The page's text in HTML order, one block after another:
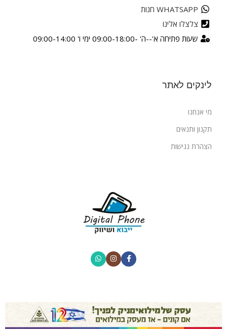
WHATSAPP חנות
צלצלו אלינו
שעות פתיחה א'--ה' -09:00-18:00 ימי ו' 09:00-14:00
לינקים לאתר
מי אנחנו
תקנון ותנאים
הצהרת נגישות